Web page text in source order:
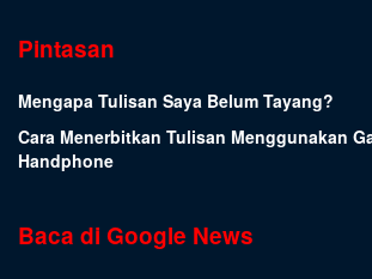
Pintasan
Mengapa Tulisan Saya Belum Tayang?
Cara Menerbitkan Tulisan Menggunakan
Handphone
Baca di Google News